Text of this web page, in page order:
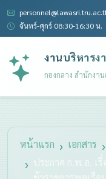
จันทร์-ศุกร์ 08:30-16:30 น.
งานบริหารง
กองกลาง สำนักงา
หน้าแรก เอกสาร
ประกาศ ก.พ.อ.